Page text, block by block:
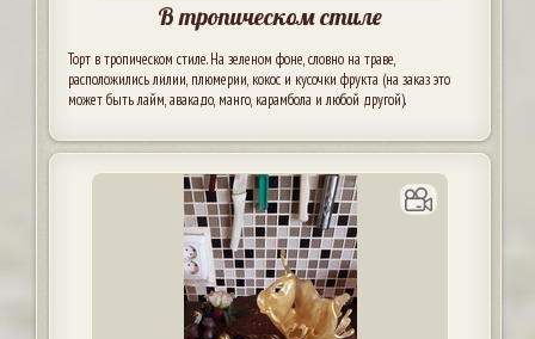
В тропическом стиле
Торт в тропическом стиле. На зеленом фоне, словно на траве,
расположились лилии, плюмерии, кокос и кусочки фрукта (на заказ это
может быть лайм, авакадо, манго, карамбола и любой другой).